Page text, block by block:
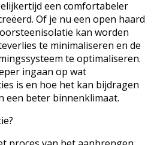
een comfortabeler
Of je nu een open haard
kan worden
te minimaliseren en de
te optimaliseren.
ingaan op wat
is en hoe het kan bijdragen
een beter binnenklimaat.